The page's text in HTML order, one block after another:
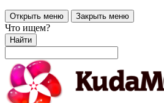
Открыть меню Закрыть меню
Что ищем?
Найти